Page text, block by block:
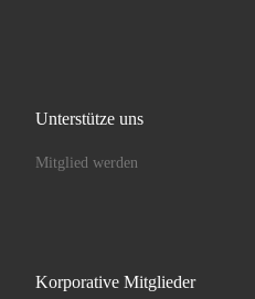
Unterstütze uns
Mitglied werden
Korporative Mitglieder